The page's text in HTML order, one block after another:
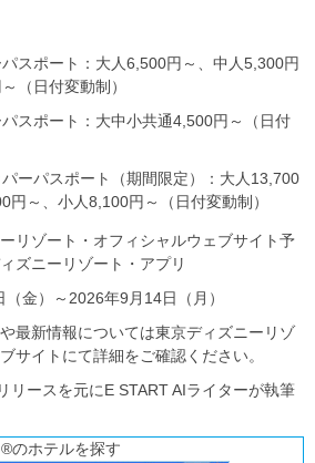
スポート：大人6,500円～、中人5,300円
（日付変動制）
スポート：大中小共通4,500円～（日付
ーパスポート（期間限定）：大人13,700
円～、小人8,100円～（日付変動制）
リゾート・オフィシャルウェブサイト予
ズニーリゾート・アプリ
金）～2026年9月14日（月）
最新情報については東京ディズニーリゾ
サイトにて詳細をご確認ください。
リースを元にE START AIライターが執筆
のホテルを探す